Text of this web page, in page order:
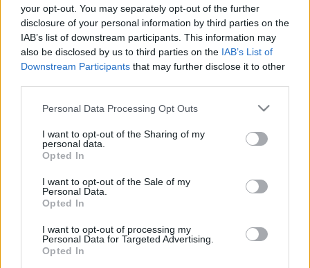
your opt-out. You may separately opt-out of the further
disclosure of your personal information by third parties on the
IAB’s list of downstream participants. This information may
also be disclosed by us to third parties on the IAB’s List of
Downstream Participants that may further disclose it to other
Please note that this website/app uses one or more Google
not limited to your visit or usage behaviour. You may click to
grant or deny consent to Google and its third-party tags to
use your data for below specified purposes in below Google
consent section.
Personal Data Processing Opt Outs
I want to opt-out of the Sharing of my
personal data.
Opted In
I want to opt-out of the Sale of my
Personal Data.
Opted In
I want to opt-out of processing my
Personal Data for Targeted Advertising.
Opted In
Korábban is ismert volt, hogy elődeink már 7000 évvel
ezelőtt körárkokkal, sáncrendszerrel védték településeiket,
de ilyen nagy felületen ilyesmi eddig még nem volt látható,
feltárásra. Sormás környékén több árokrendszerrel körülvett
házai cölöpszerkezetes, paticsfalú építmények voltak.
Letenye határában Árpád-kori kovács települést tártak fel a
régészek. A környéken ma is megtalálhatók a "Csitár"
földrajzi nevek, amelyek megőrizték a kovácsmesterség
Az autópálya építéseknél talált nagy mennyiségű lelet